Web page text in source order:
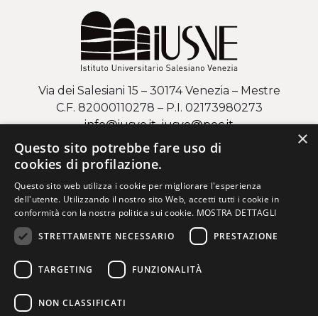
Via dei Salesiani 15 – 30174 Venezia – Mestre
C.F. 82000110278 – P.I. 02173980273
info@iusve.it iusve@pec.it
COME ARRIVARE AL CAMPUS DI MESTRE
Via Regaste San Zeno 17 – 37123 Verona
C.F. 82000110278 – P.I. 02173980273
info@iusve.it
×
Questo sito potrebbe fare uso di
cookies di profilazione.
Questo sito web utilizza i cookie per migliorare l'esperienza
dell'utente. Utilizzando il nostro sito Web, accetti tutti i cookie in
conformità con la nostra politica sui cookie. MOSTRA DETTAGLI
STRETTAMENTE NECESSARIO
PRESTAZIONE
TARGETING FUNZIONALITÀ
NON CLASSIFICATI